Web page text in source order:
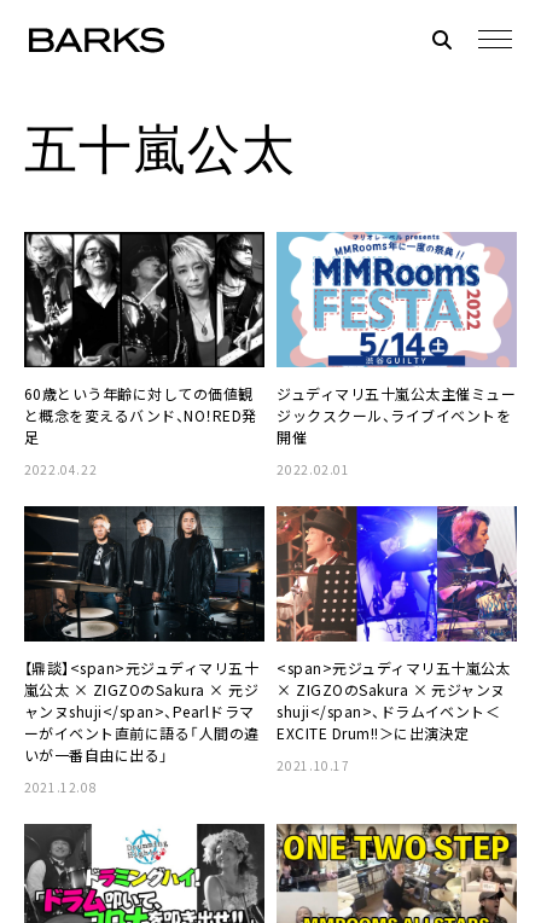
五十嵐公太
60歳という年齢に対しての価値観
と概念を変えるバンド、NO！RED発
足
2022.04.22
ジュディマリ五十嵐公太主催ミュー
ジックスクール、ライブイベントを
開催
2022.02.01
【鼎談】<span>元ジュディマリ五十
嵐公太 × ZIGZOのSakura × 元ジ
ャンヌshuji</span>、Pearlドラマ
ーがイベント直前に語る「人間の違
いが一番自由に出る」
2021.12.08
<span>元ジュディマリ五十嵐公太
× ZIGZOのSakura × 元ジャンヌ
shuji</span>、ドラムイベント＜
EXCITE Drum!!＞に出演決定
2021.10.17